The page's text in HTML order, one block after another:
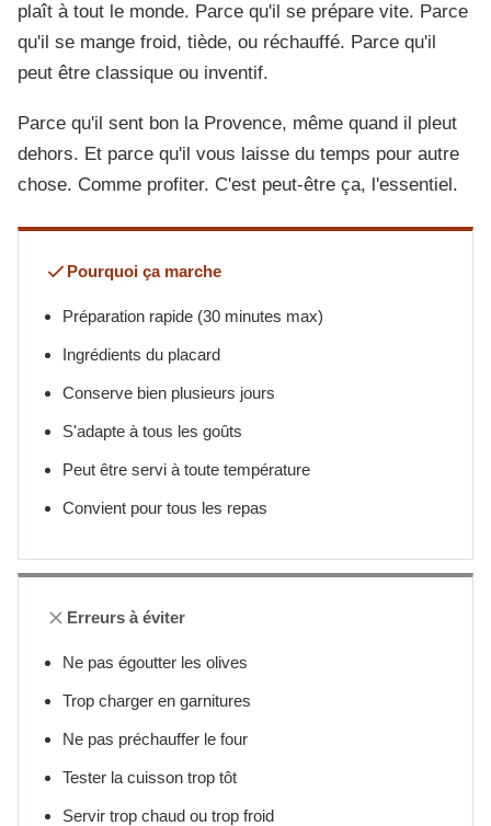
plaît à tout le monde. Parce qu'il se prépare vite. Parce
qu'il se mange froid, tiède, ou réchauffé. Parce qu'il
peut être classique ou inventif.
Parce qu'il sent bon la Provence, même quand il pleut
dehors. Et parce qu'il vous laisse du temps pour autre
chose. Comme profiter. C'est peut-être ça, l'essentiel.
Pourquoi ça marche
Préparation rapide (30 minutes max)
Ingrédients du placard
Conserve bien plusieurs jours
S'adapte à tous les goûts
Peut être servi à toute température
Convient pour tous les repas
Erreurs à éviter
Ne pas égoutter les olives
Trop charger en garnitures
Ne pas préchauffer le four
Tester la cuisson trop tôt
Servir trop chaud ou trop froid